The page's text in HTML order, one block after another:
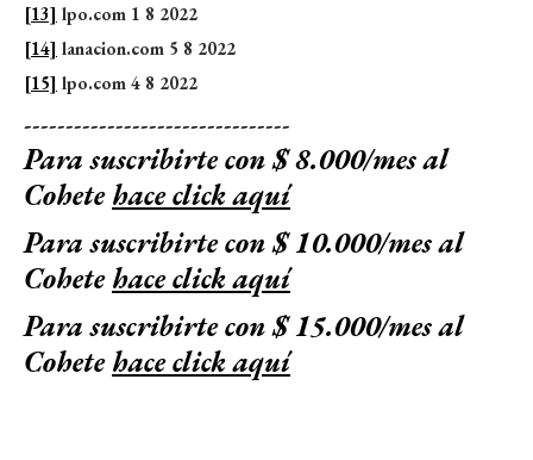
[13] lpo.com 1 8 2022
[14] lanacion.com 5 8 2022
[15] lpo.com 4 8 2022
--------------------------------
Para suscribirte con $ 8.000/mes al
Cohetehace click aquí
Para suscribirte con $ 10.000/mes al
Cohetehace click aquí
Para suscribirte con $ 15.000/mes al
Cohetehace click aquí